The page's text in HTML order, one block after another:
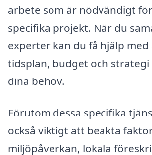
arbete som är nödvändigt
specifika projekt. När du
experter kan du få hjälp med
tidsplan, budget och strategi
dina behov.
Förutom dessa specifika
också viktigt att beakta
miljöpåverkan, lokala